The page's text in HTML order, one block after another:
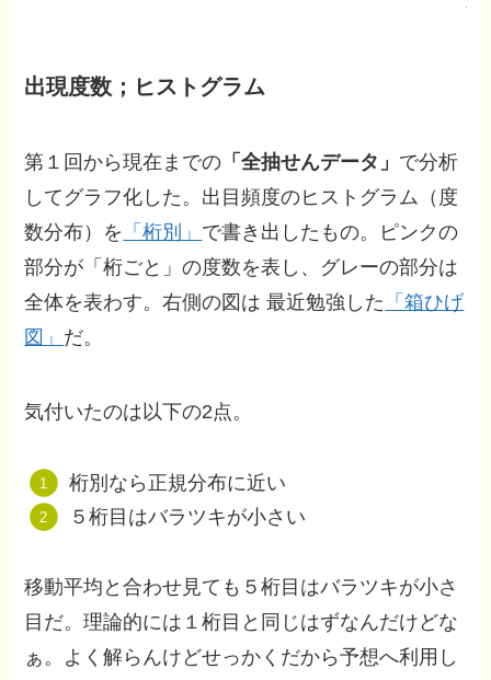
出現度数；ヒストグラム
第１回から現在までの 「全抽せんデータ」 で分析
してグラフ化した。出目頻度のヒストグラム（度
数分布）を 「桁別」 で書き出したもの。ピンクの
部分が「桁ごと」の度数を表し、グレーの部分は
全体を表わす。右側の図は 最近勉強した 「箱ひげ
図」 だ。
気付いたのは以下の2点。
桁別なら正規分布に近い
５桁目はバラツキが小さい
移動平均と合わせ見ても５桁目はバラツキが小さ
目だ。理論的には１桁目と同じはずなんだけどな
ぁ。よく解らんけどせっかくだから予想へ利用し